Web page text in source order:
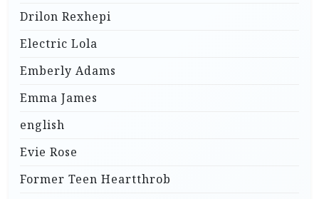
Drilon Rexhepi
Electric Lola
Emberly Adams
Emma James
english
Evie Rose
Former Teen Heartthrob